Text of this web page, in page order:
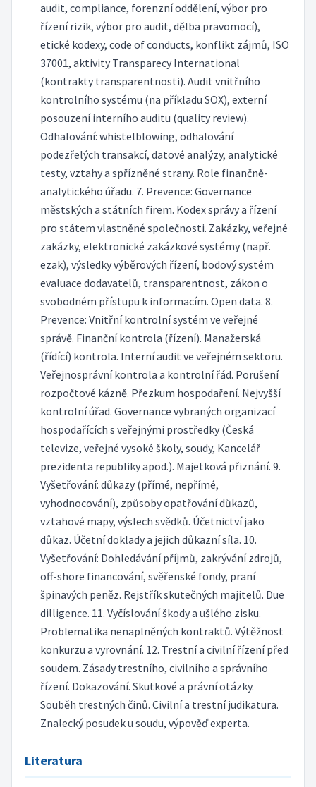
audit, compliance, forenzní oddělení, výbor pro
řízení rizik, výbor pro audit, dělba pravomocí),
etické kodexy, code of conducts, konflikt zájmů, ISO
37001, aktivity Transparecy International
(kontrakty transparentnosti). Audit vnitřního
kontrolního systému (na příkladu SOX), externí
posouzení interního auditu (quality review).
Odhalování: whistelblowing, odhalování
podezřelých transakcí, datové analýzy, analytické
testy, vztahy a spřízněné strany. Role finančně-
analytického úřadu. 7. Prevence: Governance
městských a státních firem. Kodex správy a řízení
pro státem vlastněné společnosti. Zakázky, veřejné
zakázky, elektronické zakázkové systémy (např.
ezak), výsledky výběrových řízení, bodový systém
evaluace dodavatelů, transparentnost, zákon o
svobodném přístupu k informacím. Open data. 8.
Prevence: Vnitřní kontrolní systém ve veřejné
správě. Finanční kontrola (řízení). Manažerská
(řídící) kontrola. Interní audit ve veřejném sektoru.
Veřejnosprávní kontrola a kontrolní řád. Porušení
rozpočtové kázně. Přezkum hospodaření. Nejvyšší
kontrolní úřad. Governance vybraných organizací
hospodařících s veřejnými prostředky (Česká
televize, veřejné vysoké školy, soudy, Kancelář
prezidenta republiky apod.). Majetková přiznání. 9.
Vyšetřování: důkazy (přímé, nepřímé,
vyhodnocování), způsoby opatřování důkazů,
vztahové mapy, výslech svědků. Účetnictví jako
důkaz. Účetní doklady a jejich důkazní síla. 10.
Vyšetřování: Dohledávání příjmů, zakrývání zdrojů,
off-shore financování, svěřenské fondy, praní
špinavých peněz. Rejstřík skutečných majitelů. Due
dilligence. 11. Vyčíslování škody a ušlého zisku.
Problematika nenaplněných kontraktů. Výtěžnost
konkurzu a vyrovnání. 12. Trestní a civilní řízení před
soudem. Zásady trestního, civilního a správního
řízení. Dokazování. Skutkové a právní otázky.
Souběh trestných činů. Civilní a trestní judikatura.
Znalecký posudek u soudu, výpověď experta.
Literatura